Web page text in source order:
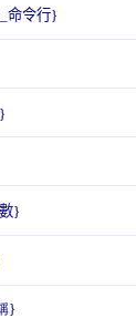
命令行}
}
}
}